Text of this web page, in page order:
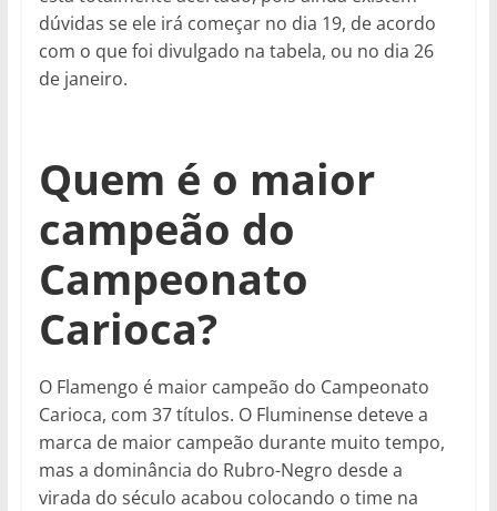
dúvidas se ele irá começar no dia 19, de acordo
com o que foi divulgado na tabela, ou no dia 26
de janeiro.
Quem é o maior
campeão do
Campeonato
Carioca?
O Flamengo é maior campeão do Campeonato
Carioca, com 37 títulos. O Fluminense deteve a
marca de maior campeão durante muito tempo,
mas a dominância do Rubro-Negro desde a
virada do século acabou colocando o time na